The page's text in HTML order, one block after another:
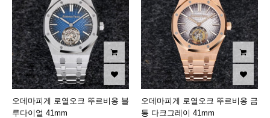
오데마피게 로열오크 뚜르비옹 블
루다이얼 41mm
오데마피게 로열오크 뚜르비옹 금
통 다크그레이 41mm